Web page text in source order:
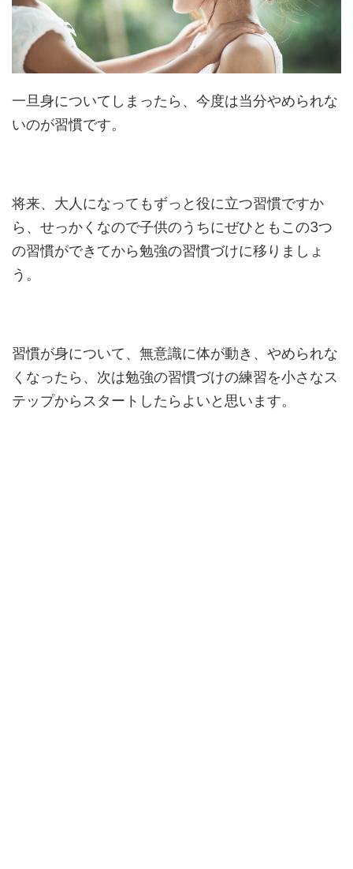
一旦身についてしまったら、今度は当分やめられな
いのが習慣です。
将来、大人になってもずっと役に立つ習慣ですか
ら、せっかくなので子供のうちにぜひともこの3つ
の習慣ができてから勉強の習慣づけに移りましょ
う。
習慣が身について、無意識に体が動き、やめられな
くなったら、次は勉強の習慣づけの練習を小さなス
テップからスタートしたらよいと思います。